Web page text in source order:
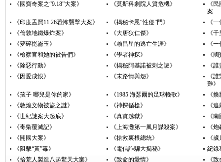
《國寶奇案之“9.18”大案》
《莫斯科劇院人質危機》
《
案
《印度孟買11.26恐怖襲擊大案》
《揭秘卡恩“性侵”門》
《
《倫敦地鐵爆炸案》
《大唐狄仁傑》
《
《夢碎崑崙玉》
《賴昌星的逃亡生涯》
《
《檢察官和她的被告們》
《學者神探》
《
《除惡行動》
《揭秘阿基諾被刺之謎》
《
《因愛成恨》
《末路情與怨》
《
難》
《孩子 哪兒是你的家》
《1985 海瑟爾的足球輓歌》
《
《敦煌文物被盜之謎》
《神探循槍》
《
《世紀謎案大起底》
《真實越獄》
《
《毒梟覆滅記》
《上海灘第一風月謀殺案》
《
《開國大案》
《搶救裏根總統》
《
《阻擊“黃”毒》
《電信詐騙大揭秘》
紀錄
《拾荒人製造八起驚天大案》
《致命的愛情》
《